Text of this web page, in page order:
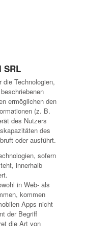
SRL
Technologien,
ermöglichen den
(z. B.
des Nutzers
des
oder ausführt.
sofern
innerhalb
in Web- als
kommen
Apps nicht
der Begriff
die Art von